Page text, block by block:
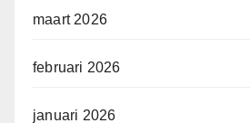
maart 2026
februari 2026
januari 2026